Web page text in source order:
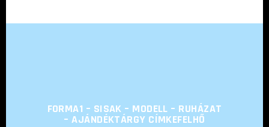
FORMA1 – SISAK – MODELL – RUHÁZAT
– AJÁNDÉKTÁRGY CÍMKEFELHŐ